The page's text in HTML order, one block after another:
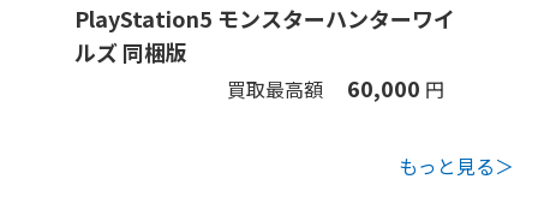
PlayStation5 モンスターハンターワイ
ルズ 同梱版
買取最高額 60,000 円
もっと見る＞